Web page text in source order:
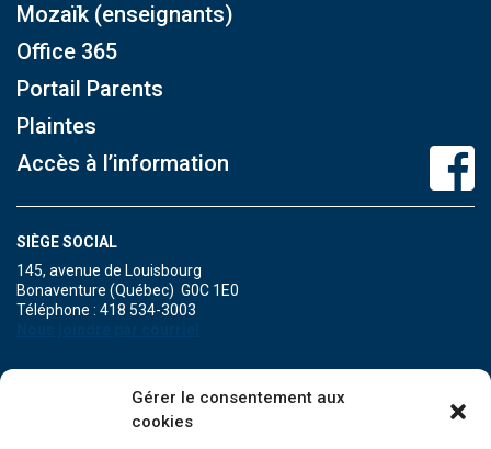
Gérer le consentement aux
cookies
Mozaïk (enseignants)
Office 365
Portail Parents
Plaintes
Accès à l’information
SIÈGE SOCIAL
145, avenue de Louisbourg
Bonaventure (Québec) G0C 1E0
Téléphone : 418 534-3003
471A, boulevard Perron
Maria (Québec) G0C 1Y0